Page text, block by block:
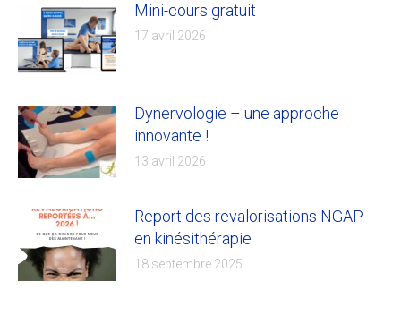
Mini-cours gratuit
17 avril 2026
Dynervologie – une approche
innovante !
13 avril 2026
Report des revalorisations NGAP
en kinésithérapie
18 septembre 2025